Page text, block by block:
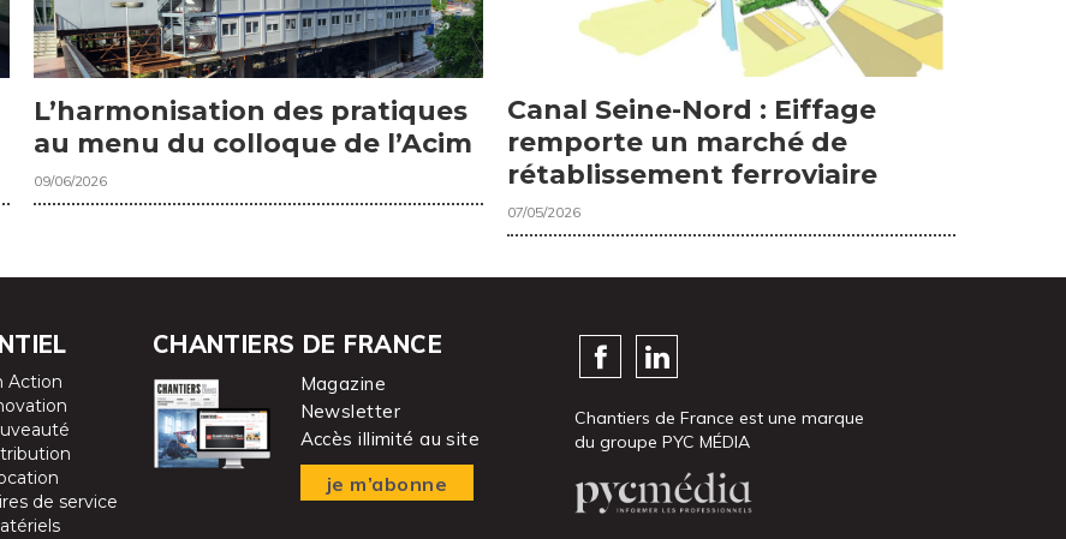
L’harmonisation des pratiques
au menu du colloque de l’Acim
09/06/2026
Canal Seine-Nord : Eiffage
remporte un marché de
rétablissement ferroviaire
07/05/2026
Action
de service
CHANTIERS DE FRANCE
Magazine
Newsletter
Accès illimité au site
je m’abonne
Chantiers de France est une marque
du groupe PYC MÉDIA